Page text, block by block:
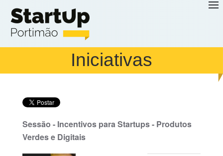
Saltar para o conteúdo principal
Iniciativas
Sessão - Incentivos para Startups - Produtos
Verdes e Digitais